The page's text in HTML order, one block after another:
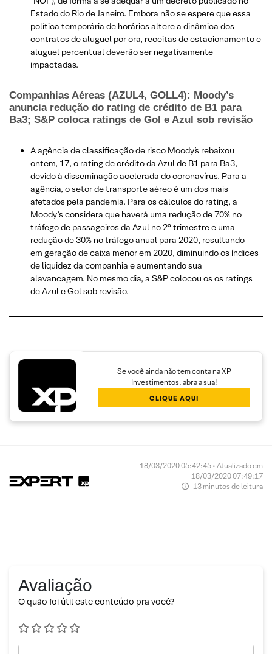
Estado do Rio de Janeiro. Embora não se espere que essa
política temporária de horários altere a dinâmica dos
contratos de aluguel por ora, receitas de estacionamento e
aluguel percentual deverão ser negativamente
impactadas.
Companhias Aéreas (AZUL4, GOLL4): Moody’s
anuncia redução do rating de crédito de B1 para
Ba3; S&P coloca ratings de Gol e Azul sob revisão
A agência de classificação de risco Moody´s rebaixou
ontem, 17, o rating de crédito da Azul de B1 para Ba3,
devido à disseminação acelerada do coronavírus. Para a
agência, o setor de transporte aéreo é um dos mais
afetados pela pandemia. Para os cálculos do rating, a
Moody’s considera que haverá uma redução de 70% no
tráfego de passageiros da Azul no 2° trimestre e uma
redução de 30% no tráfego anual para 2020, resultando
em geração de caixa menor em 2020, diminuindo os índices
de liquidez da companhia e aumentando sua
alavancagem. No mesmo dia, a S&P colocou os os ratings
de Azul e Gol sob revisão.
Se você ainda não tem conta na XP
Investimentos, abra a sua!
CLIQUE AQUI
18/03/2020 05:42:45 • Atualizado em
18/03/2020 07:49:17
13 minutos de leitura
Avaliação
O quão foi útil este conteúdo pra você?